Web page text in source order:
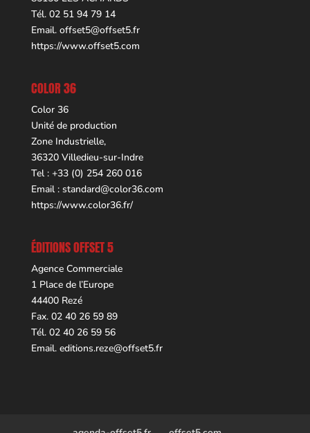
Tél. 02 51 94 79 14
Email. offset5@offset5.fr
https://www.offset5.com
COLOR 36
Color 36
Unité de production
Zone Industrielle,
36320 Villedieu-sur-Indre
Tel : +33 (0) 254 260 016
Email : standard@color36.com
https://www.color36.fr/
ÉDITIONS OFFSET 5
Agence Commerciale
1 Place de l’Europe
44400 Rezé
Fax. 02 40 26 59 89
Tél. 02 40 26 59 56
Email. editions.reze@offset5.fr